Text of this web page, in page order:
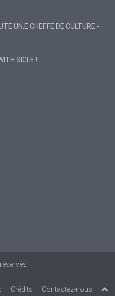
UN.E CHEF.FE DE CULTURE -
SICLE !
Crédits Contactez-nous